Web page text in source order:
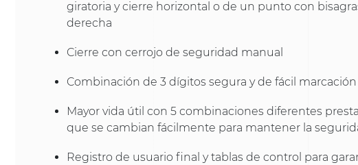
giratoria y cierre horizontal o de un punto con
derecha
Cierre con cerrojo de seguridad manual
Combinación de 3 dígitos segura y de fácil marcación
Mayor vida útil con 5 combinaciones diferentes
que se cambian fácilmente para mantener la
Registro de usuario final y tablas de control para